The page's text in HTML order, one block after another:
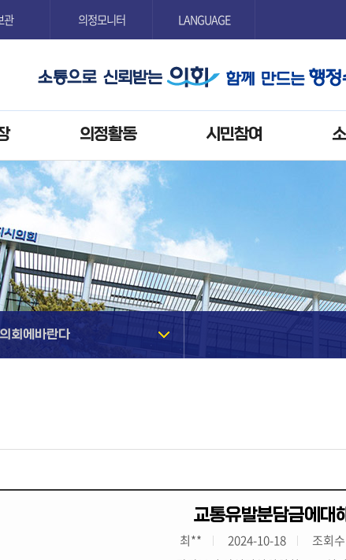
관 의정모니터 LANGUAGE
의정활동 시민참여
의회에바란다
교통유발분담금에대
최** 2024-10-18
조회